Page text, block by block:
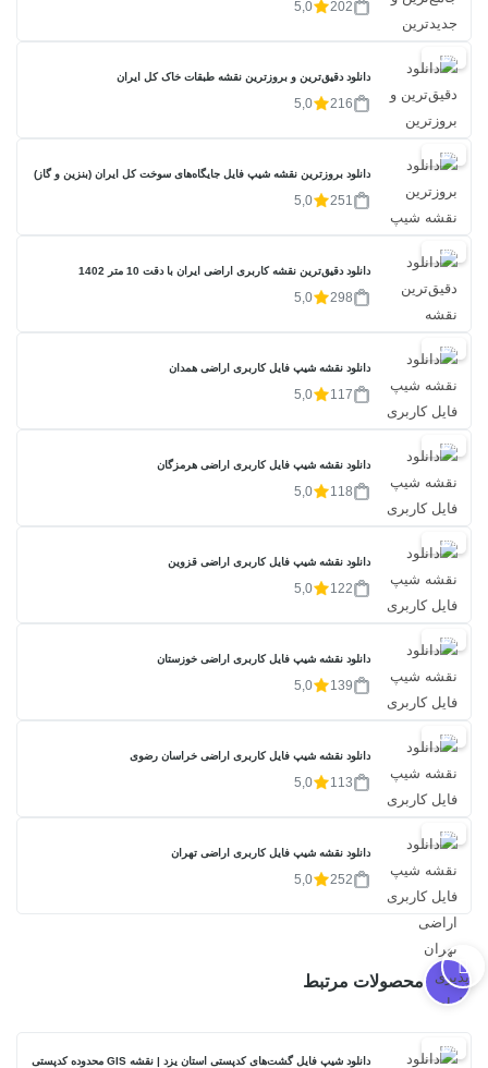
202
5,0
20%
دانلود دقیق‌ترین و بروزترین نقشه طبقات خاک کل ایران
216
5,0
20%
دانلود بروزترین نقشه شیپ فایل جایگاه‌های سوخت کل ایران (بنزین و گاز)
251
5,0
20%
دانلود دقیق‌ترین نقشه کاربری اراضی ایران با دقت 10 متر 1402
298
5,0
20%
دانلود نقشه شیپ فایل کاربری اراضی همدان
117
5,0
20%
دانلود نقشه شیپ فایل کاربری اراضی هرمزگان
118
5,0
20%
دانلود نقشه شیپ فایل کاربری اراضی قزوین
122
5,0
20%
دانلود نقشه شیپ فایل کاربری اراضی خوزستان
139
5,0
20%
دانلود نقشه شیپ فایل کاربری اراضی خراسان رضوی
113
5,0
20%
دانلود نقشه شیپ فایل کاربری اراضی تهران
252
5,0
محصولات مرتبط
30%
دانلود شیپ فایل گشت‌های کدپستی استان یزد | نقشه GIS محدوده کدپستی